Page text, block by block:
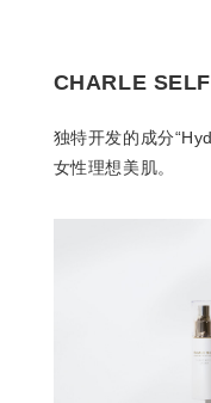
CHARLE
独特开发的成分
女性理想美肌。